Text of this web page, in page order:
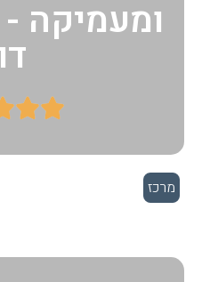
ומעמיקה


מרכז